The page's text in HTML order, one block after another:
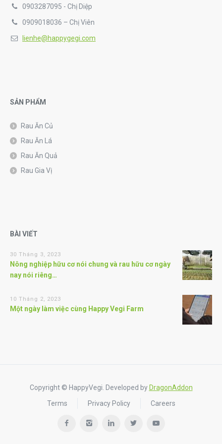
0903287095 - Chị Diệp
0909018036 – Chị Viên
lienhe@happygegi.com
SẢN PHẨM
Rau Ăn Củ
Rau Ăn Lá
Rau Ăn Quả
Rau Gia Vị
BÀI VIẾT
30 Tháng 3, 2023
Nông nghiệp hữu cơ nói chung và rau hữu cơ ngày
nay nói riêng…
10 Tháng 2, 2023
Một ngày làm việc cùng Happy Vegi Farm
Copyright © HappyVegi. Developed by DragonAddon
Terms
Privacy Policy Careers